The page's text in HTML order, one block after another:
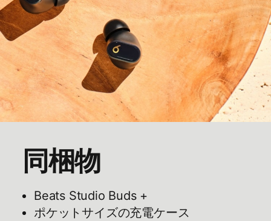
同梱物
Beats Studio Buds +
ポケットサイズの​​充電ケース